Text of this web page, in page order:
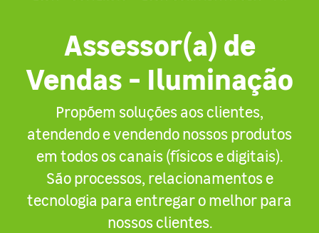
Assessor(a) de
Vendas - Iluminação
Propõem soluções aos clientes,
atendendo e vendendo nossos produtos
em todos os canais (físicos e digitais).
São processos, relacionamentos e
tecnologia para entregar o melhor para
nossos clientes.